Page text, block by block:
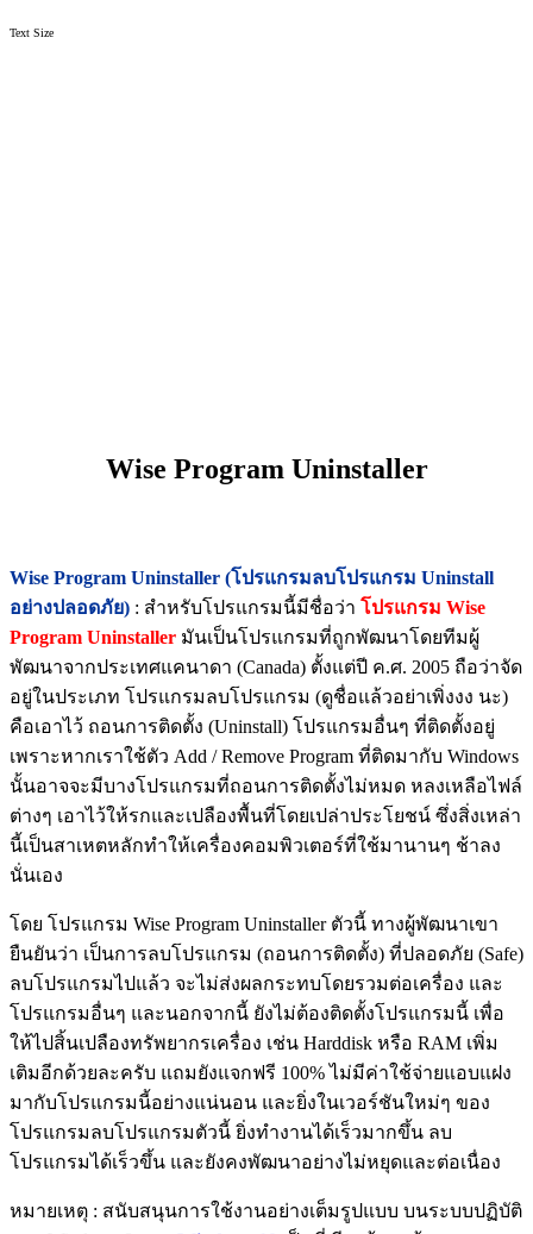
Text Size
Wise Program Uninstaller
Wise Program Uninstaller (โปรแกรมลบโปรแกรม Uninstall
อย่างปลอดภัย) : สำหรับโปรแกรมนี้มีชื่อว่า โปรแกรม Wise
Program Uninstaller มันเป็นโปรแกรมที่ถูกพัฒนาโดยทีมผู้
พัฒนาจากประเทศแคนาดา (Canada) ตั้งแต่ปี ค.ศ. 2005 ถือว่าจัด
อยู่ในประเภท โปรแกรมลบโปรแกรม (ดูชื่อแล้วอย่าเพิ่งงง นะ)
คือเอาไว้ ถอนการติดตั้ง (Uninstall) โปรแกรมอื่นๆ ที่ติดตั้งอยู่
เพราะหากเราใช้ตัว Add / Remove Program ที่ติดมากับ Windows
นั้นอาจจะมีบางโปรแกรมที่ถอนการติดตั้งไม่หมด หลงเหลือไฟล์
ต่างๆ เอาไว้ให้รกและเปลืองพื้นที่โดยเปล่าประโยชน์ ซึ่งสิ่งเหล่า
นี้เป็นสาเหตหลักทำให้เครื่องคอมพิวเตอร์ที่ใช้มานานๆ ช้าลง
นั่นเอง
โดย โปรแกรม Wise Program Uninstaller ตัวนี้ ทางผู้พัฒนาเขา
ยืนยันว่า เป็นการลบโปรแกรม (ถอนการติดตั้ง) ที่ปลอดภัย (Safe)
ลบโปรแกรมไปแล้ว จะไม่ส่งผลกระทบโดยรวมต่อเครื่อง และ
โปรแกรมอื่นๆ และนอกจากนี้ ยังไม่ต้องติดตั้งโปรแกรมนี้ เพื่อ
ให้ไปสิ้นเปลืองทรัพยากรเครื่อง เช่น Harddisk หรือ RAM เพิ่ม
เติมอีกด้วยละครับ แถมยังแจกฟรี 100% ไม่มีค่าใช้จ่ายแอบแฝง
มากับโปรแกรมนี้อย่างแน่นอน และยิ่งในเวอร์ชันใหม่ๆ ของ
โปรแกรมลบโปรแกรมตัวนี้ ยิ่งทำงานได้เร็วมากขึ้น ลบ
โปรแกรมได้เร็วขึ้น และยังคงพัฒนาอย่างไม่หยุดและต่อเนื่อง
หมายเหตุ : สนับสนุนการใช้งานอย่างเต็มรูปแบบ บนระบบปฏิบัติ